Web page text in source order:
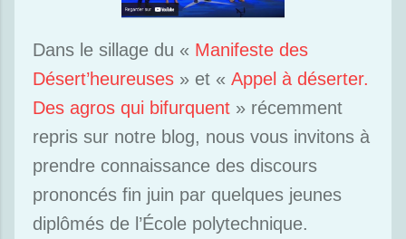
Dans le sillage du « Manifeste des
Désert’heureuses » et « Appel à déserter.
Des agros qui bifurquent » récemment
repris sur notre blog, nous vous invitons à
prendre connaissance des discours
prononcés fin juin par quelques jeunes
diplômés de l’École polytechnique.